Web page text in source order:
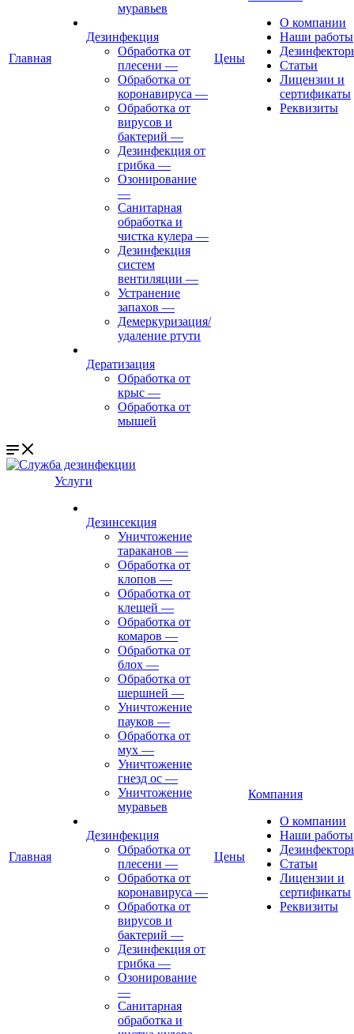
Главная
муравьев
Дезинфекция
Обработка от
плесени —
Обработка от
коронавируса —
Обработка от
вирусов и
бактерий —
Дезинфекция от
грибка —
Озонирование
—
Санитарная
обработка и
чистка кулера —
Дезинфекция
систем
вентиляции —
Устранение
запахов —
Демеркуризация/
удаление ртути
Дератизация
Обработка от
крыс —
Обработка от
мышей
Цены
О компании
Наши работы
Статьи
Лицензии и
сертификаты
Реквизиты
Главная
Услуги
Дезинсекция
Уничтожение
тараканов —
Обработка от
клопов —
Обработка от
клещей —
Обработка от
комаров —
Обработка от
блох —
Обработка от
шершней —
Уничтожение
пауков —
Обработка от
мух —
Уничтожение
гнезд ос —
Уничтожение
муравьев
Дезинфекция
Обработка от
плесени —
Обработка от
коронавируса —
Обработка от
вирусов и
бактерий —
Дезинфекция от
грибка —
Озонирование
—
Санитарная
обработка и
Цены
Компания
О компании
Наши работы
Статьи
Лицензии и
сертификаты
Реквизиты